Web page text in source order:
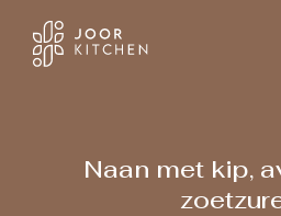
Naan met kip,